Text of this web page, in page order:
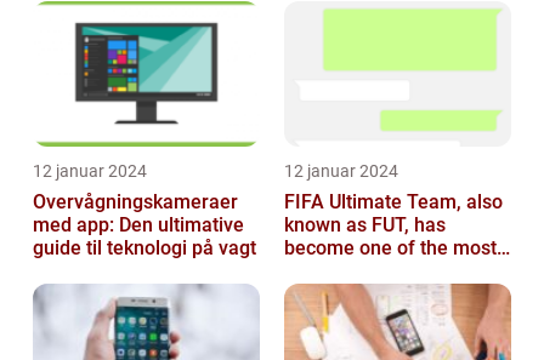
12 januar 2024
Overvågningskameraer
med app: Den ultimative
guide til teknologi på vagt
12 januar 2024
FIFA Ultimate Team, also
known as FUT, has
become one of the most
FIFA franchis...